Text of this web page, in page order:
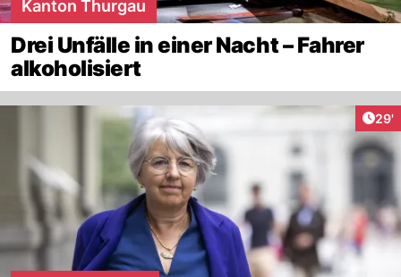
Kanton Thurgau
Drei Unfälle in einer Nacht – Fahrer
alkoholisiert
29'